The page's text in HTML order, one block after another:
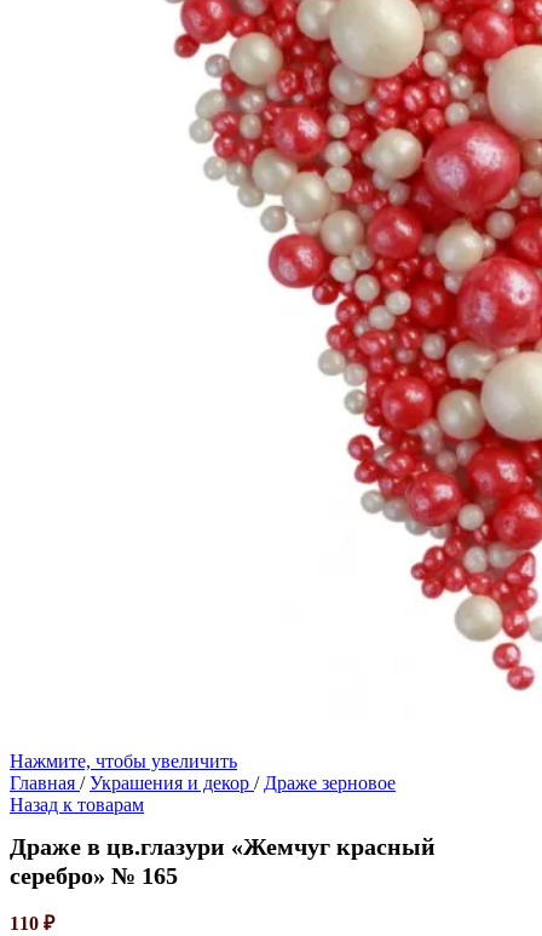
Нажмите, чтобы увеличить
Главная / Украшения и декор / Драже зерновое
Назад к товарам
Драже в цв.глазури «Жемчуг красный
серебро» № 165
110 ₽